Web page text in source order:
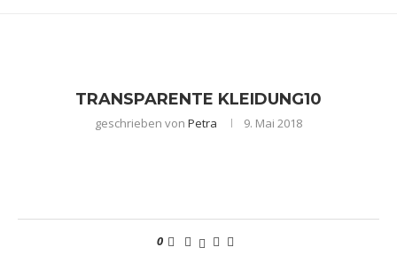
TRANSPARENTE KLEIDUNG10
geschrieben von Petra 9. Mai 2018
0